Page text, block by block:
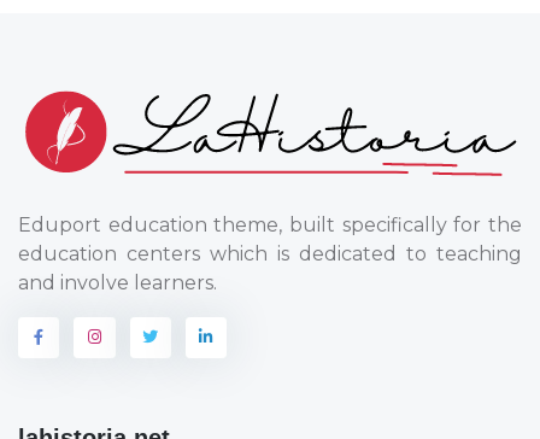
Eduport education theme, built specifically for the
education centers which is dedicated to teaching
and involve learners.